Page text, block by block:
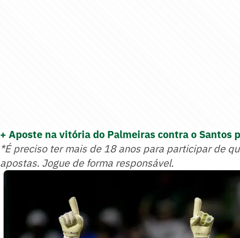
+ Aposte na vitória do Palmeiras contra o Santos
*É preciso ter mais de 18 anos para participar de
apostas. Jogue de forma responsável.